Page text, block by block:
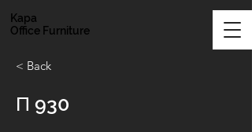
Kapa
Office Furniture
< Back
Π 930